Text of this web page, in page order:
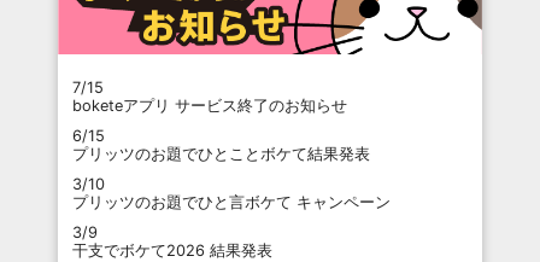
7/15
boketeアプリ サービス終了のお知らせ
6/15
プリッツのお題でひとことボケて結果発表
3/10
プリッツのお題でひと言ボケて キャンペーン
3/9
干支でボケて2026 結果発表